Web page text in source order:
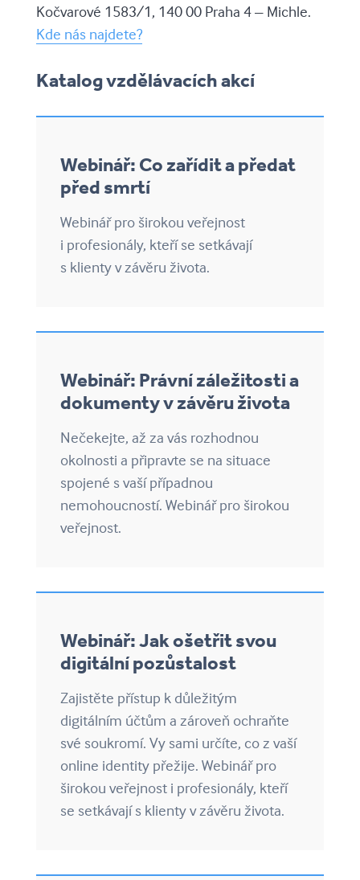
Kočvarové 1583/1, 140 00 Praha 4 – Michle.
Kde nás najdete?
Katalog vzdělávacích akcí
Webinář: Co zařídit a předat
před smrtí
Webinář pro širokou veřejnost
i profesionály, kteří se setkávají
s klienty v závěru života.
Webinář: Právní záležitosti a
dokumenty v závěru života
Nečekejte, až za vás rozhodnou
okolnosti a připravte se na situace
spojené s vaší případnou
nemohoucností. Webinář pro širokou
veřejnost.
Webinář: Jak ošetřit svou
digitální pozůstalost
Zajistěte přístup k důležitým
digitálním účtům a zároveň ochraňte
své soukromí. Vy sami určíte, co z vaší
online identity přežije. Webinář pro
širokou veřejnost i profesionály, kteří
se setkávají s klienty v závěru života.